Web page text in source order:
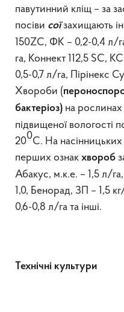
павутинний кліщ – за
посіви соїзахищають
150ZC, ФК – 0,2-0,4 л/
га, Коннект 112,5 SC,
0,5-0,7 л/га, Пірінекс
Хвороби (
бактеріоз) на рослинах
підвищеної вологості
200С. На насінницьких
перших ознак хвороб
Абакус, м.к.е. – 1,5 л/
1,0, Бенорад, ЗП – 1,5
0,6-0,8 л/га та інші.
Технічні культури